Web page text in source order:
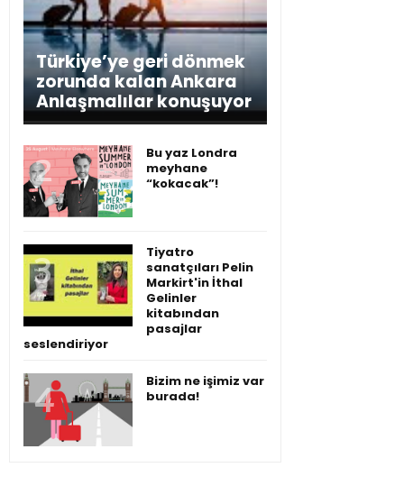
Türkiye’ye geri dönmek
zorunda kalan Ankara
Anlaşmalılar konuşuyor
Bu yaz Londra
meyhane
“kokacak”!
Tiyatro
sanatçıları Pelin
Markirt'in İthal
Gelinler
kitabından
pasajlar
seslendiriyor
Bizim ne işimiz var
burada!